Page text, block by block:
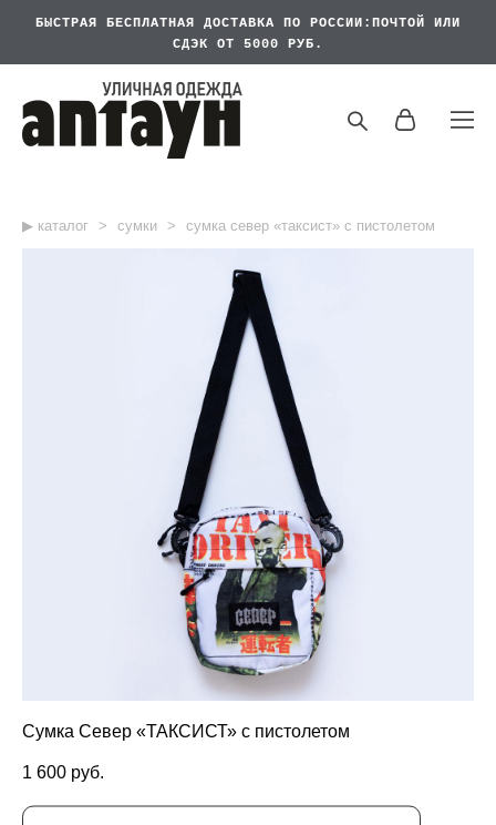
БЫСТРАЯ БЕСПЛАТНАЯ
ДОСТАВКА ПО РОССИИ:ПОЧТОЙ ИЛИ
СДЭК ОТ 5000 РУБ.
▶︎ каталог > сумки > сумка север «таксист» с пистолетом
Сумка Север «ТАКСИСТ» с пистолетом
1 600 pуб.